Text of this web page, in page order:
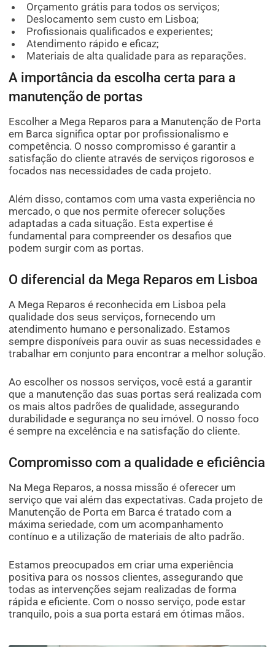
Orçamento grátis para todos os serviços;
Deslocamento sem custo em Lisboa;
Profissionais qualificados e experientes;
Atendimento rápido e eficaz;
Materiais de alta qualidade para as reparações.
A importância da escolha certa para a
manutenção de portas
Escolher a Mega Reparos para a Manutenção de Porta
em Barca significa optar por profissionalismo e
competência. O nosso compromisso é garantir a
satisfação do cliente através de serviços rigorosos e
focados nas necessidades de cada projeto.
Além disso, contamos com uma vasta experiência no
mercado, o que nos permite oferecer soluções
adaptadas a cada situação. Esta expertise é
fundamental para compreender os desafios que
podem surgir com as portas.
O diferencial da Mega Reparos em Lisboa
A Mega Reparos é reconhecida em Lisboa pela
qualidade dos seus serviços, fornecendo um
atendimento humano e personalizado. Estamos
sempre disponíveis para ouvir as suas necessidades e
trabalhar em conjunto para encontrar a melhor solução.
Ao escolher os nossos serviços, você está a garantir
que a manutenção das suas portas será realizada com
os mais altos padrões de qualidade, assegurando
durabilidade e segurança no seu imóvel. O nosso foco
é sempre na excelência e na satisfação do cliente.
Compromisso com a qualidade e eficiência
Na Mega Reparos, a nossa missão é oferecer um
serviço que vai além das expectativas. Cada projeto de
Manutenção de Porta em Barca é tratado com a
máxima seriedade, com um acompanhamento
contínuo e a utilização de materiais de alto padrão.
Estamos preocupados em criar uma experiência
positiva para os nossos clientes, assegurando que
todas as intervenções sejam realizadas de forma
rápida e eficiente. Com o nosso serviço, pode estar
tranquilo, pois a sua porta estará em ótimas mãos.